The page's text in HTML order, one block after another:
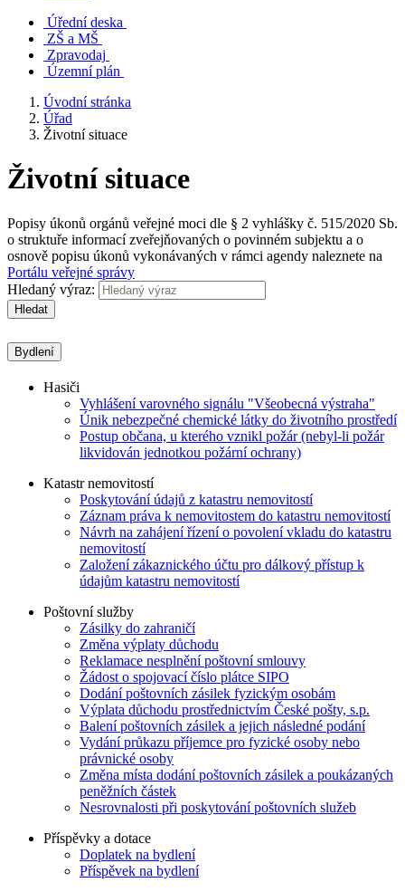
Úřední deska
ZŠ a MŠ
Zpravodaj
Územní plán
Úvodní stránka
Úřad
Životní situace
Životní situace
Popisy úkonů orgánů veřejné moci dle § 2 vyhlášky č. 515/2020 Sb.
o struktuře informací zveřejňovaných o povinném subjektu a o
osnově popisu úkonů vykonávaných v rámci agendy naleznete na
Portálu veřejné správy
Hledaný výraz:
Hledat
Bydlení
Hasiči
Vyhlášení varovného signálu "Všeobecná výstraha"
Únik nebezpečné chemické látky do životního prostředí
Postup občana, u kterého vznikl požár (nebyl-li požár
likvidován jednotkou požární ochrany)
Katastr nemovitostí
Poskytování údajů z katastru nemovitostí
Záznam práva k nemovitostem do katastru nemovitostí
Návrh na zahájení řízení o povolení vkladu do katastru
nemovitostí
Založení zákaznického účtu pro dálkový přístup k
údajům katastru nemovitostí
Poštovní služby
Zásilky do zahraničí
Změna výplaty důchodu
Reklamace nesplnění poštovní smlouvy
Žádost o spojovací číslo plátce SIPO
Dodání poštovních zásilek fyzickým osobám
Výplata důchodu prostřednictvím České pošty, s.p.
Balení poštovních zásilek a jejich následné podání
Vydání průkazu příjemce pro fyzické osoby nebo
právnické osoby
Změna místa dodání poštovních zásilek a poukázaných
peněžních částek
Nesrovnalosti při poskytování poštovních služeb
Příspěvky a dotace
Doplatek na bydlení
Příspěvek na bydlení